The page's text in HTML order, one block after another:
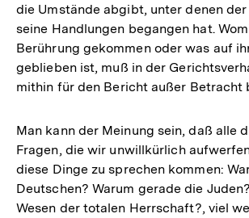
die Umstände abgibt, unter denen
seine Handlungen begangen hat.
Berührung gekommen oder was auf
geblieben ist, muß in der
mithin für den Bericht außer Betracht
Man kann der Meinung sein, daß alle
Fragen, die wir unwillkürlich
diese Dinge zu sprechen kommen:
Deutschen? Warum gerade die
Wesen der totalen Herrschaft?, viel